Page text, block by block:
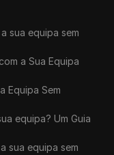
sua equipa sem
a Sua Equipa
Equipa Sem
equipa? Um Guia
sua equipa sem